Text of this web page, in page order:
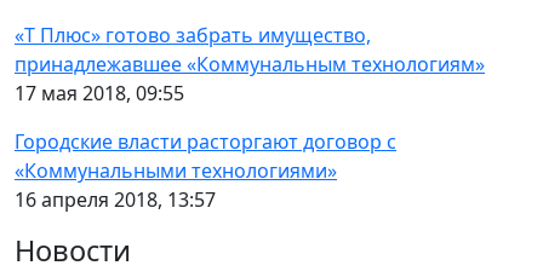
«Т Плюс» готово забрать имущество,
принадлежавшее «Коммунальным технологиям»
17 мая 2018, 09:55
Городские власти расторгают договор с
«Коммунальными технологиями»
16 апреля 2018, 13:57
Новости